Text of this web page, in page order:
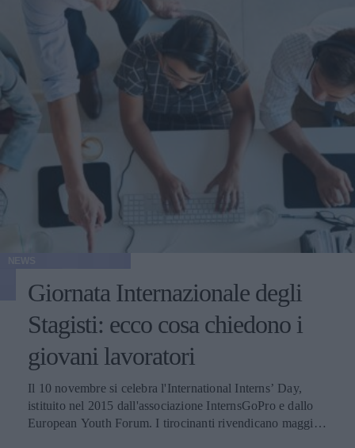
Giornata Internazionale degli
Stagisti: ecco cosa chiedono i
giovani lavoratori
Il 10 novembre si celebra l'International Interns’ Day,
istituito nel 2015 dall'associazione InternsGoPro e dallo
European Youth Forum. I tirocinanti rivendicano maggiori